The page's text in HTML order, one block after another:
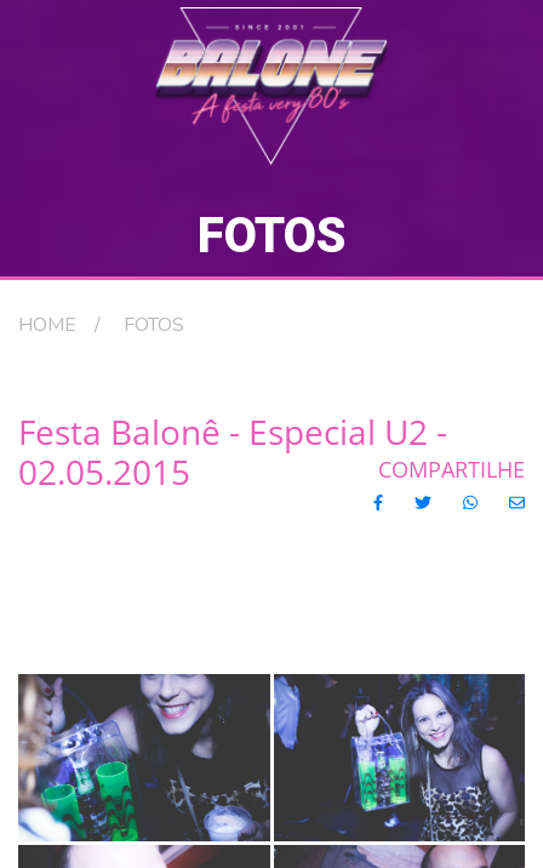
FOTOS
HOME FOTOS
Festa Balonê - Especial U2 -
02.05.2015
COMPARTILHE